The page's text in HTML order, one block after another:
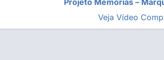
Projeto Memórias –
Veja Vídeo